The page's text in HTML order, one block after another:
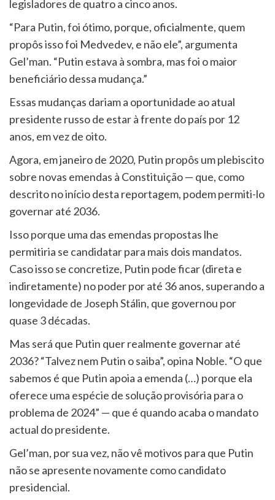
legisladores de quatro a cinco anos.
“Para Putin, foi ótimo, porque, oficialmente, quem
propôs isso foi Medvedev, e não ele”, argumenta
Gel’man. “Putin estava à sombra, mas foi o maior
beneficiário dessa mudança.”
Essas mudanças dariam a oportunidade ao atual
presidente russo de estar à frente do país por 12
anos, em vez de oito.
Agora, em janeiro de 2020, Putin propôs um plebiscito
sobre novas emendas à Constituição — que, como
descrito no início desta reportagem, podem permiti-lo
governar até 2036.
Isso porque uma das emendas propostas lhe
permitiria se candidatar para mais dois mandatos.
Caso isso se concretize, Putin pode ficar (direta e
indiretamente) no poder por até 36 anos, superando a
longevidade de Joseph Stálin, que governou por
quase 3 décadas.
Mas será que Putin quer realmente governar até
2036? “Talvez nem Putin o saiba”, opina Noble. “O que
sabemos é que Putin apoia a emenda (…) porque ela
oferece uma espécie de solução provisória para o
problema de 2024” — que é quando acaba o mandato
actual do presidente.
Gel’man, por sua vez, não vê motivos para que Putin
não se apresente novamente como candidato
presidencial.